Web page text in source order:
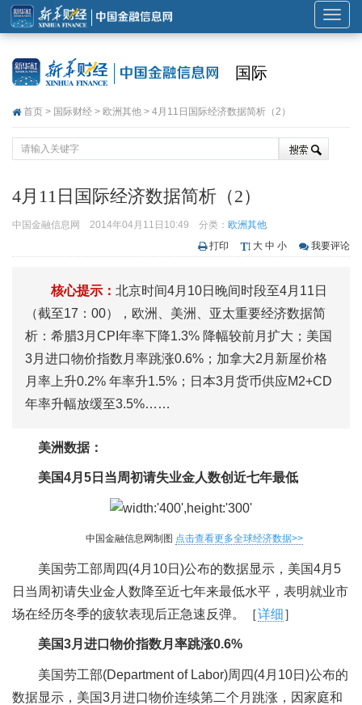
展
开
国际
首页 > 国际财经 > 欧洲其他 > 4月11日国际经济数据简析（2）
4月11日国际经济数据简析（2）
中国金融信息网 2014年04月11日10:49 分类： 欧洲其他
打印
大 中 小 我要评论
核心提示： 北京时间4月10日晚间时段至4月11日
（截至17：00），欧洲、美洲、亚太重要经济数据简
析：希腊3月CPI年率下降1.3% 降幅较前月扩大；美国
3月进口物价指数月率跳涨0.6%；加拿大2月新屋价格
月率上升0.2% 年率升1.5%；日本3月货币供应M2+CD
年率升幅放缓至3.5%……
美洲数据：
美国4月5日当周初请失业金人数创近七年最低
中国金融信息网制图 点击查看更多全球经济数据>>
美国劳工部周四(4月10日)公布的数据显示，美国4月5
日当周初请失业金人数降至近七年来最低水平，表明就业市
场在经历冬季的疲软表现后正急速反弹。［详细］
美国3月进口物价指数月率跳涨0.6%
美国劳工部(Department of Labor)周四(4月10日)公布的
数据显示，美国3月进口物价连续第二个月跳涨，因家庭和